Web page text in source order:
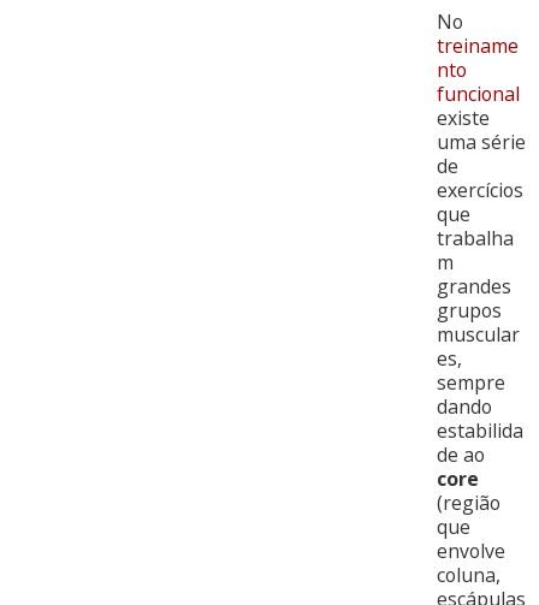
No
treiname
nto
funcional
existe
uma série
de
exercícios
que
trabalha
m
grandes
grupos
muscular
es,
sempre
dando
estabilida
de ao
core
(região
que
envolve
coluna,
escápulas